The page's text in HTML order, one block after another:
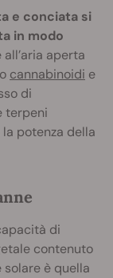
e conciata si
in modo
aperta
cannabinoidi e
di
terpeni
potenza della
di
contenuto
è quella